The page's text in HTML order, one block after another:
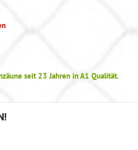
seit 23 Jahren in A1 Qualität.